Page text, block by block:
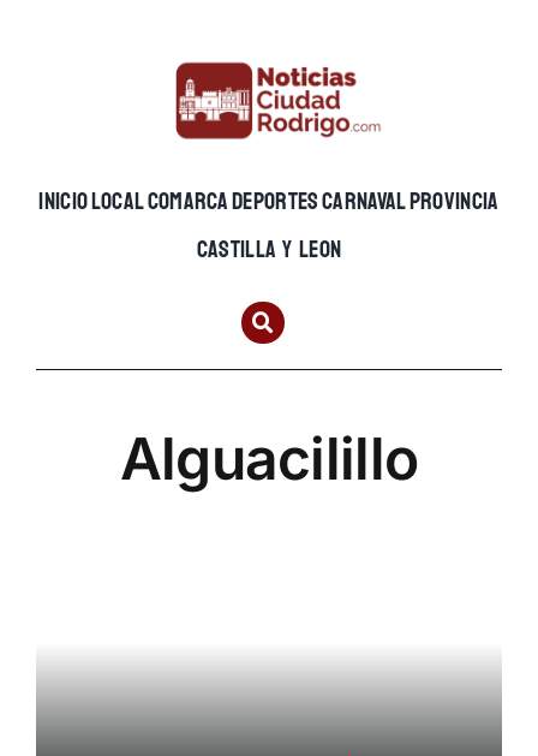
INICIOLOCALCOMARCADEPORTESCARNAVALPROVINCIA
CASTILLA Y LEON
Alguacilillo